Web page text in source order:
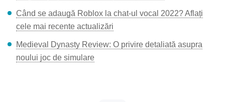
Când se adaugă Roblox la chat-ul vocal 2022? Aflați
cele mai recente actualizări
Medieval Dynasty Review: O privire detaliată asupra
noului joc de simulare